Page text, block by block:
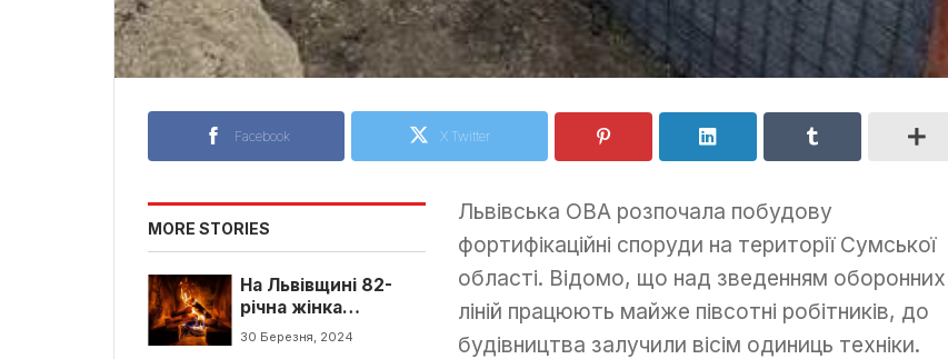
Facebook X Twitter
MORE STORIES
На Львівщині 82-
річна жінка
отримала опіки,
30 Березня, 2024
Львівська ОВА розпочала побудову
фортифікаційні споруди на території Сумської
області. Відомо, що над зведенням оборонних
ліній працюють майже півсотні робітників, до
будівництва залучили вісім одиниць техніки.